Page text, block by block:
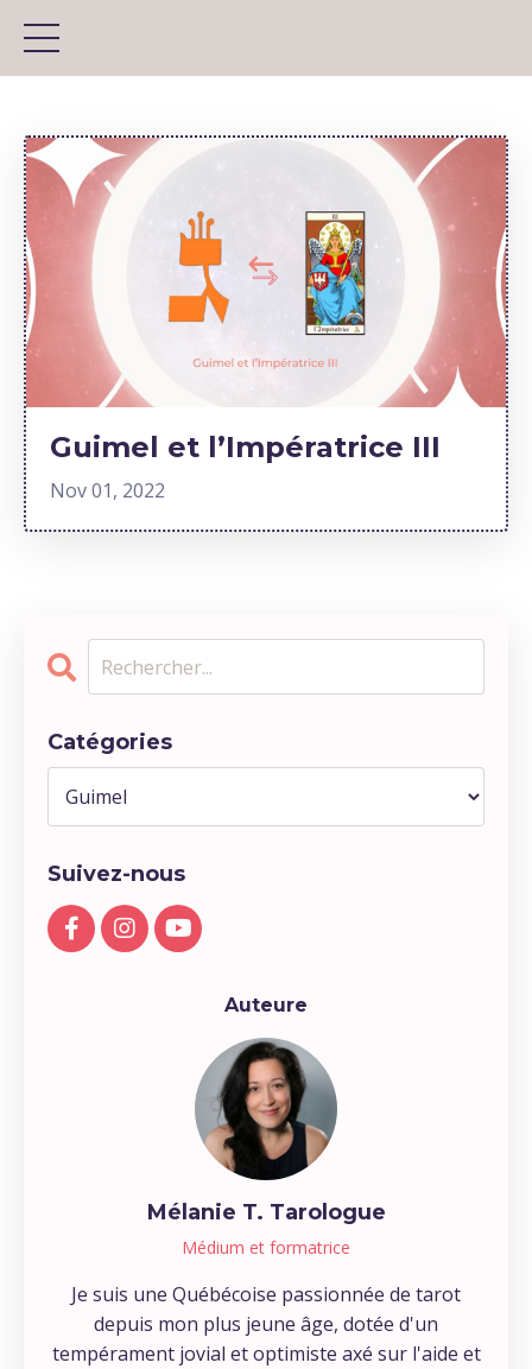
Guimel et l’Impératrice III
Nov 01, 2022
Catégories
Suivez-nous
Auteure
Mélanie T. Tarologue
Médium et formatrice
Je suis une Québécoise passionnée de tarot
depuis mon plus jeune âge, dotée d'un
tempérament jovial et optimiste axé sur l'aide et